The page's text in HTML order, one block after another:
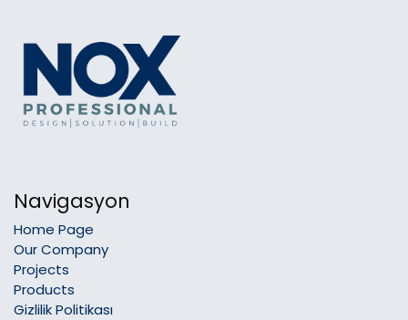
Navigasyon
Home Page
Our Company
Projects
Products
Gizlilik Politikası